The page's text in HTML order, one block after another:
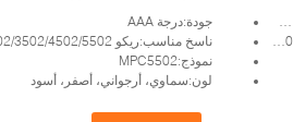
جودة:درجة AAA
ناسخ مناسب:ريكو MPC 3002/3502/4502/5502
نموذج:MPC5502
لون:سماوي، أرجواني، أصفر، أسود